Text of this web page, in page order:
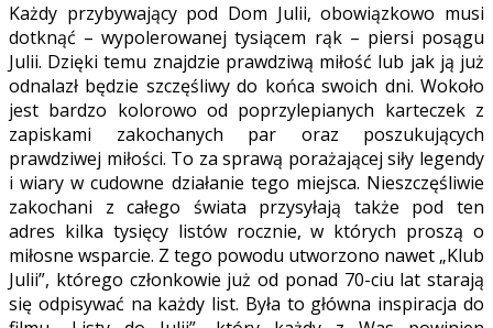
Każdy przybywający pod Dom Julii, obowiązkowo musi
dotknąć – wypolerowanej tysiącem rąk – piersi posągu
Julii. Dzięki temu znajdzie prawdziwą miłość lub jak ją już
odnalazł będzie szczęśliwy do końca swoich dni. Wokoło
jest bardzo kolorowo od poprzylepianych karteczek z
zapiskami zakochanych par oraz poszukujących
prawdziwej miłości. To za sprawą porażającej siły legendy
i wiary w cudowne działanie tego miejsca. Nieszczęśliwie
zakochani z całego świata przysyłają także pod ten
adres kilka tysięcy listów rocznie, w których proszą o
miłosne wsparcie. Z tego powodu utworzono nawet „Klub
Julii”, którego członkowie już od ponad 70-ciu lat starają
się odpisywać na każdy list. Była to główna inspiracja do